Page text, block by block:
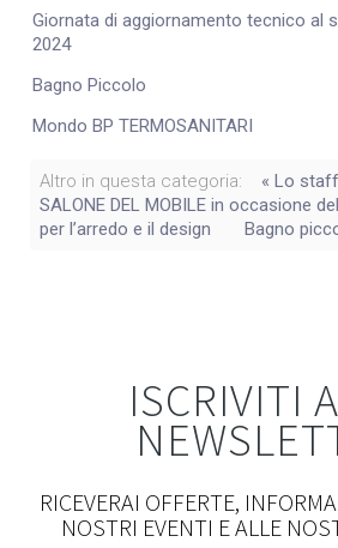
Giornata di aggiornamento tecnico al
2024
Bagno Piccolo
Mondo BP TERMOSANITARI
Altro in questa categoria:
« Lo
SALONE DEL MOBILE in occasione
per l’arredo e il design
Bagno
ISCRIVITI
RICEVERAI OFFERTE,
NOSTRI EVENTI E ALLE